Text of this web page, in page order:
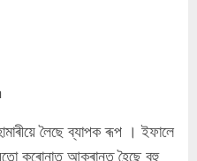
লৈছে ব্যাপক ৰূপ । ইফালে
কৰোনাত আক্ৰান্ত হৈছে বহু